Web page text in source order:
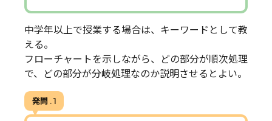
中学年以上で授業する場合は、キーワードとして教
える。
フローチャートを示しながら、どの部分が順次処理
で、どの部分が分岐処理なのか説明させるとよい。
発問 . 1